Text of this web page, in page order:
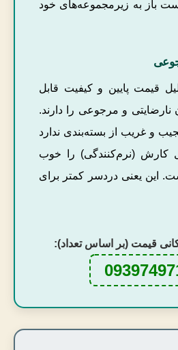
دست باز به زیرمجموعه‌های خود
قیمت پایین و کیفیت قابل
نارضایتی و مرجوعی را دارند.
و غریب از بسته‌بندی ندارد
(نرم‌کنندگی) را خوب
این یعنی دردسر کمتر برای
قیمت (بر اساس تعداد):